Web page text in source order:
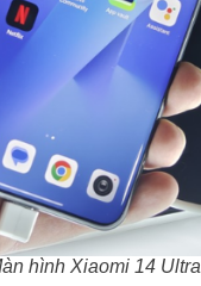
hình Xiaomi 14 Ultra